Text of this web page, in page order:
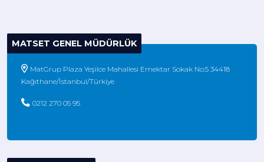
MATSET GENEL MÜDÜRLÜK
MatGrup Plaza Yeşilce Mahallesi Emektar Sokak No:5 34418
Kağıthane/İstanbul/Türkiye
0212 270 05 95